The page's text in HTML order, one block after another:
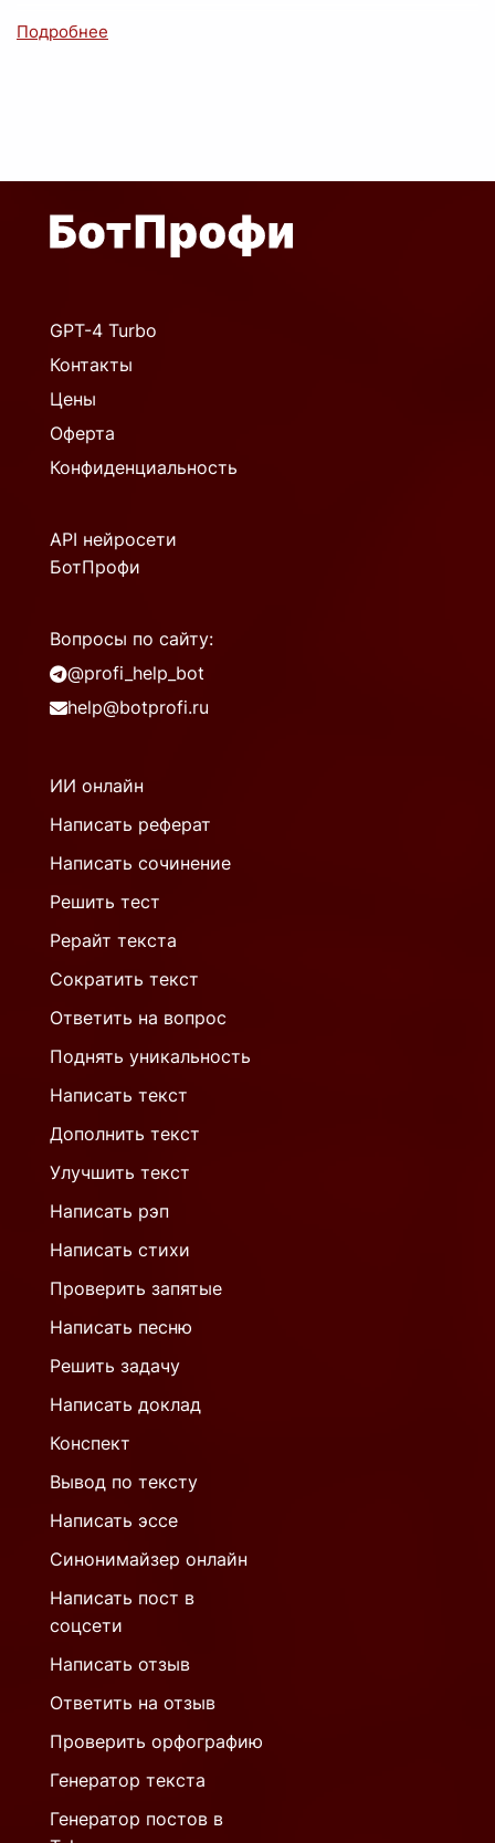
GPT-4 Turbo
Контакты
Цены
Оферта
Конфиденциальность
API нейросети
БотПрофи
Вопросы по сайту:
@profi_help_bot
help@botprofi.ru
ИИ онлайн
Написать реферат
Написать сочинение
Решить тест
Рерайт текста
Сократить текст
Ответить на вопрос
Поднять уникальность
Написать текст
Дополнить текст
Улучшить текст
Написать рэп
Написать стихи
Проверить запятые
Написать песню
Решить задачу
Написать доклад
Конспект
Вывод по тексту
Написать эссе
Синонимайзер онлайн
Написать пост в
соцсети
Написать отзыв
Ответить на отзыв
Проверить орфографию
Генератор текста
Генератор постов в